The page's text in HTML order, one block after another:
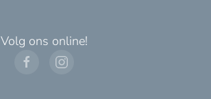
Volg ons online!